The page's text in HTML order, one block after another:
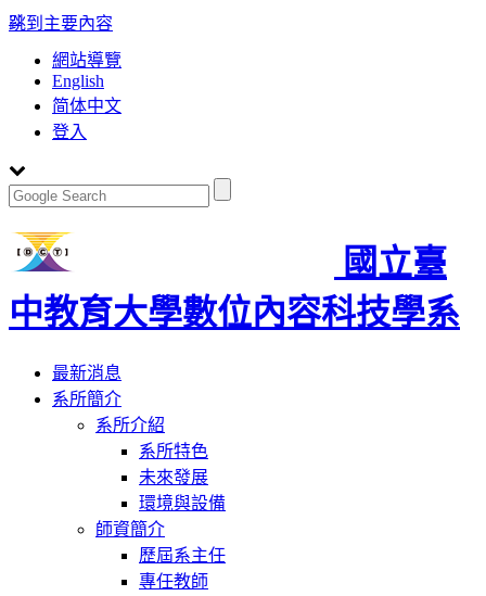
跳到主要內容
:::
網站導覽
English
简体中文
登入
國立臺
中教育大學數位內容科技學系
Toggle
navigation
最新消息
系所簡介
系所介紹
系所特色
未來發展
環境與設備
師資簡介
歷屆系主任
專任教師